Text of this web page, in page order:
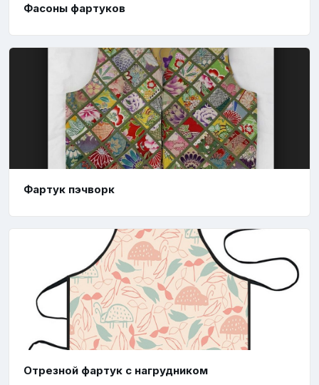
Фасоны фартуков
Фартук пэчворк
Отрезной фартук с нагрудником